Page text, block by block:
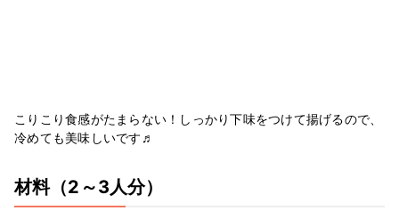
こりこり食感がたまらない！しっかり下味をつけて揚げるので、
冷めても美味しいです♬
材料（2～3人分）